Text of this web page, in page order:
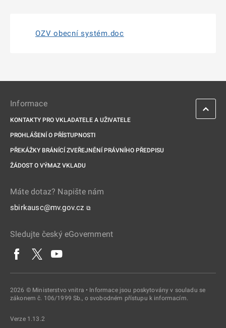
OZV obecní systém.doc
Informace
KONTAKTY PRO VKLADATELE A UŽIVATELE
PROHLÁŠENÍ O PŘÍSTUPNOSTI
PŘEKÁŽKY BRÁNÍCÍ ZVEŘEJNĚNÍ PRÁVNÍHO PŘEDPISU
ŽÁDOST O VÝMAZ VKLADU
Máte dotaz? Napište nám
sbirkausc@mv.gov.cz ⧉
Sledujte český eGovernment
2026 © Ministerstvo vnitra • Informace jsou poskytovány v souladu se
zákonem č. 106/1999 Sb., o svobodném přístupu k informacím.
Verze 1.13.2